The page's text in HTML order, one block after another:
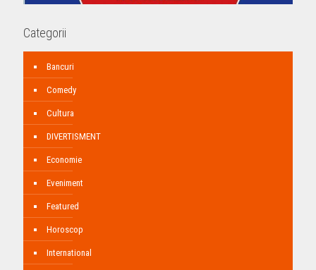
Categorii
Bancuri
Comedy
Cultura
DIVERTISMENT
Economie
Eveniment
Featured
Horoscop
International